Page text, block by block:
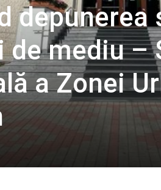
mediu –
a Zonei